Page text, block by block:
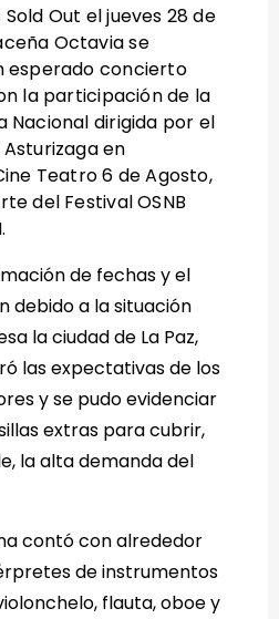
Out el jueves 28 de
Octavia se
esperado concierto
la participación de la
Nacional dirigida por el
en
Teatro 6 de Agosto,
del Festival OSNB
de fechas y el
debido a la situación
la ciudad de La Paz,
las expectativas de los
y se pudo evidenciar
extras para cubrir,
la alta demanda del
contó con alrededor
de instrumentos
flauta, oboe y